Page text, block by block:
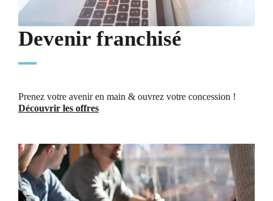
Devenir franchisé
Prenez votre avenir en main & ouvrez votre concession !
Découvrir les offres